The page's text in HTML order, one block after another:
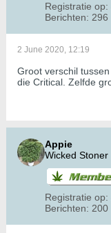
Registratie op:
Berichten: 296
2 June 2020, 12:19
Groot verschil
die Critical. Zelfde
Appie
Wicked Stoner
Registratie op:
Berichten: 200